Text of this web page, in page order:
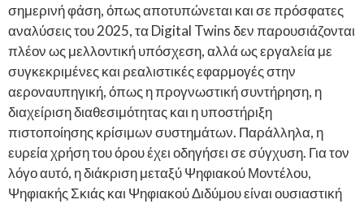
σημερινή φάση, όπως αποτυπώνεται και σε πρόσφατες
αναλύσεις του 2025, τα Digital Twins δεν παρουσιάζονται
πλέον ως μελλοντική υπόσχεση, αλλά ως εργαλεία με
συγκεκριμένες και ρεαλιστικές εφαρμογές στην
αεροναυπηγική, όπως η προγνωστική συντήρηση, η
διαχείριση διαθεσιμότητας και η υποστήριξη
πιστοποίησης κρίσιμων συστημάτων. Παράλληλα, η
ευρεία χρήση του όρου έχει οδηγήσει σε σύγχυση. Για τον
λόγο αυτό, η διάκριση μεταξύ Ψηφιακού Μοντέλου,
Ψηφιακής Σκιάς και Ψηφιακού Διδύμου είναι ουσιαστική